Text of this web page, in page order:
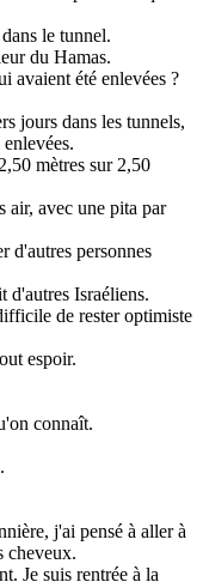
le tunnel.
du Hamas.
avaient été enlevées ?
jours dans les tunnels,
mètres sur 2,50
air, avec une pita par
d'autres personnes
d'autres Israéliens.
de rester optimiste
espoir.
connaît.
j'ai pensé à aller à
cheveux.
Je suis rentrée à la